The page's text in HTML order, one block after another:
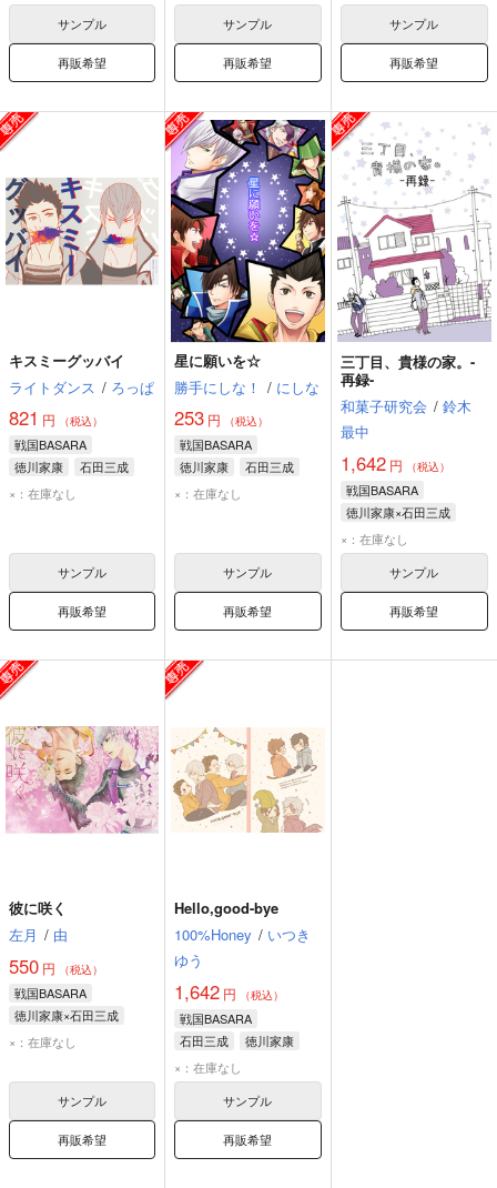
千利休
サンプル
再販希望
サンプル
再販希望
徳川家康サンプル
再販希望
キスミーグッバイ
ライトダンス / ろっぱ
821 円 （税込）
戦国BASARA
徳川家康
石田三成
×：在庫なし
サンプル
再販希望
星に願いを☆
勝手にしな！ / にしな
253 円 （税込）
戦国BASARA
徳川家康
石田三成
毛利元就
×：在庫なし
サンプル
再販希望
三丁目、貴様の家。-
再録-
和菓子研究会 / 鈴木
最中
1,642円 （税込）
戦国BASARA
徳川家康×石田三成
石田三成
長曾我部元親
×：在庫なし
サンプル
再販希望
彼に咲く
左月 / 由
550 円 （税込）
戦国BASARA
徳川家康×石田三成
石田三成
×：在庫なし
サンプル
再販希望
Hello,good-bye
100%Honey / いつき
ゆう
1,642 円 （税込）
戦国BASARA
石田三成
徳川家康
×：在庫なし
サンプル
再販希望